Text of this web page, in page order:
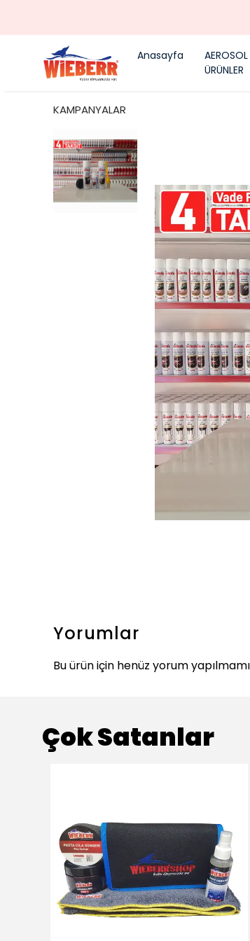
Anasayfa
AEROSOL
ÜRÜNLER
KAMPANYALAR
Yorumlar
Bu ürün için henüz yorum
Çok Satanlar